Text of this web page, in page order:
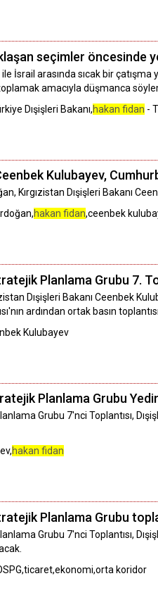
seçimler öncesinde
İsrail arasında sıcak bir
amacıyla düşmanca
Dışişleri Bakanı,hakan fidan -
Kulubayev,
Kırgızistan Dışişleri Bakanı
hakan fidan,ceenbek
Planlama Grubu 7.
Dışişleri Bakanı Ceenbek
ardından ortak basın
Kulubayev
Planlama Grubu
Grubu 7'nci Toplantısı,
hakan fidan
Planlama Grubu
Grubu 7'nci Toplantısı,
koridor